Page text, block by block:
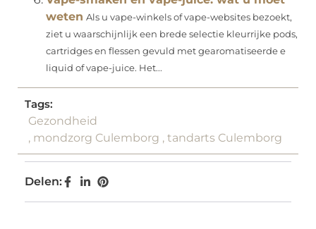
weten Als u vape-winkels of vape-websites bezoekt,
ziet u waarschijnlijk een brede selectie kleurrijke pods,
cartridges en flessen gevuld met gearomatiseerde e
liquid of vape-juice. Het...
Tags:
Gezondheid
, mondzorg Culemborg , tandarts Culemborg
Delen: